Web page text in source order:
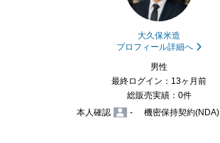
大久保米造
プロフィール詳細へ
男性
最終ログイン：13ヶ月前
総販売実績：0件
本人確認
- 機密保持契約(NDA)